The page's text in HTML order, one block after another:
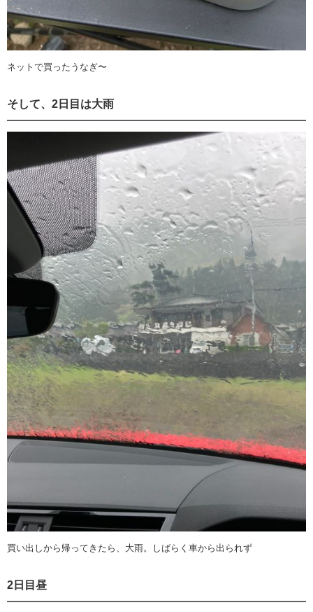
ネットで買ったうなぎ〜
そして、2日目は大雨
買い出しから帰ってきたら、大雨。しばらく車から出られず
2日目昼